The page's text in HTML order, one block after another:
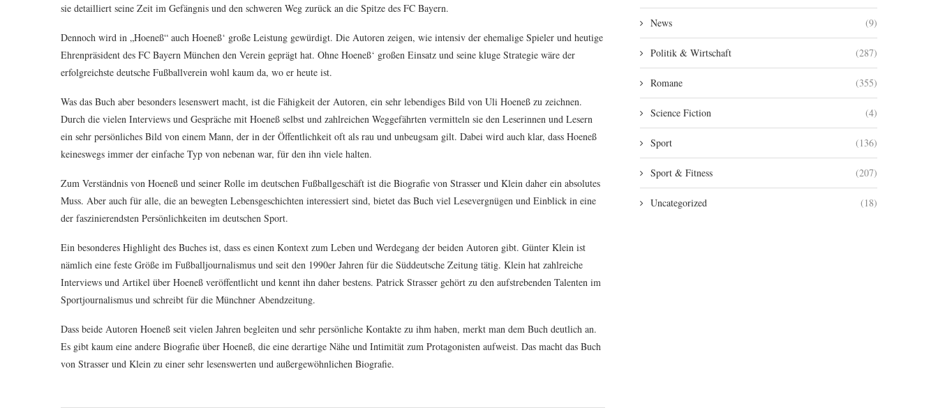
sie detailliert seine Zeit im Gefängnis und den schweren Weg zurück an die Spitze des FC Bayern.
Dennoch wird in „Hoeneß“ auch Hoeneß‘ große Leistung gewürdigt. Die Autoren zeigen, wie intensiv der ehemalige Spieler und heutige
Ehrenpräsident des FC Bayern München den Verein geprägt hat. Ohne Hoeneß‘ großen Einsatz und seine kluge Strategie wäre der
erfolgreichste deutsche Fußballverein wohl kaum da, wo er heute ist.
Was das Buch aber besonders lesenswert macht, ist die Fähigkeit der Autoren, ein sehr lebendiges Bild von Uli Hoeneß zu zeichnen.
Durch die vielen Interviews und Gespräche mit Hoeneß selbst und zahlreichen Weggefährten vermitteln sie den Leserinnen und Lesern
ein sehr persönliches Bild von einem Mann, der in der Öffentlichkeit oft als rau und unbeugsam gilt. Dabei wird auch klar, dass Hoeneß
keineswegs immer der einfache Typ von nebenan war, für den ihn viele halten.
Zum Verständnis von Hoeneß und seiner Rolle im deutschen Fußballgeschäft ist die Biografie von Strasser und Klein daher ein absolutes
Muss. Aber auch für alle, die an bewegten Lebensgeschichten interessiert sind, bietet das Buch viel Lesevergnügen und Einblick in eine
der faszinierendsten Persönlichkeiten im deutschen Sport.
Ein besonderes Highlight des Buches ist, dass es einen Kontext zum Leben und Werdegang der beiden Autoren gibt. Günter Klein ist
nämlich eine feste Größe im Fußballjournalismus und seit den 1990er Jahren für die Süddeutsche Zeitung tätig. Klein hat zahlreiche
Interviews und Artikel über Hoeneß veröffentlicht und kennt ihn daher bestens. Patrick Strasser gehört zu den aufstrebenden Talenten im
Sportjournalismus und schreibt für die Münchner Abendzeitung.
Dass beide Autoren Hoeneß seit vielen Jahren begleiten und sehr persönliche Kontakte zu ihm haben, merkt man dem Buch deutlich an.
Es gibt kaum eine andere Biografie über Hoeneß, die eine derartige Nähe und Intimität zum Protagonisten aufweist. Das macht das Buch
von Strasser und Klein zu einer sehr lesenswerten und außergewöhnlichen Biografie.
News (9)
Politik & Wirtschaft (287)
Romane (355)
Science Fiction (4)
Sport (136)
Sport & Fitness (207)
Uncategorized (18)